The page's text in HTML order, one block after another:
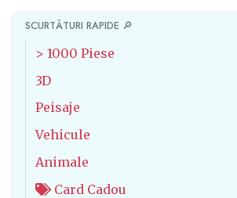
SCURTĂTURI RAPIDE 🔎
> 1000 Piese
3D
Peisaje
Vehicule
Animale
Card Cadou